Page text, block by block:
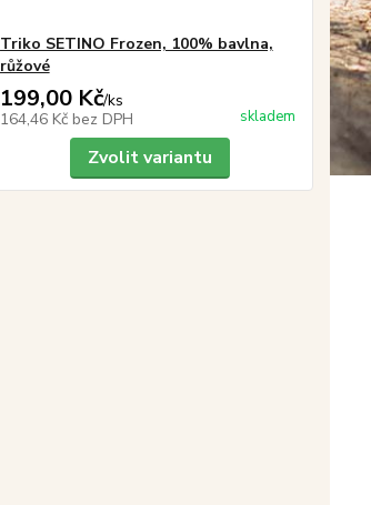
Triko SETINO Frozen, 100% bavlna,
růžové
199,00 Kč/ks
164,46 Kč bez DPH skladem
Zvolit variantu